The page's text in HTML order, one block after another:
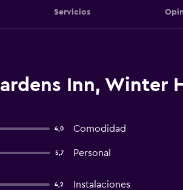
Servicios
Inn, Winter
4,0 Comodidad
5,7 Personal
4,2 Instalaciones